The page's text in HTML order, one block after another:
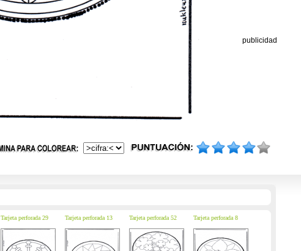
publicidad
Tarjeta perforada 29 Tarjeta perforada 13 Tarjeta perforada 52 Tarjeta perforada 8